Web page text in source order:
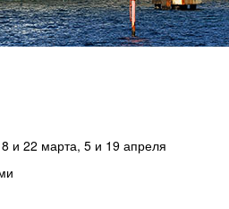
и 22 марта, 5 и 19 апреля